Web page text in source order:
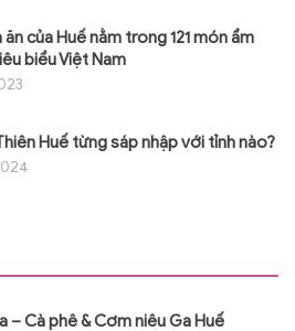
của Huế nằm trong 121 món ẩm
biểu Việt Nam
Huế từng sáp nhập với tỉnh nào?
– Cà phê & Cơm niêu Ga Huế